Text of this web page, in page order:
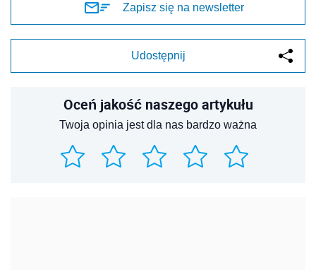
Zapisz się na newsletter
Udostępnij
Oceń jakość naszego artykułu
Twoja opinia jest dla nas bardzo ważna